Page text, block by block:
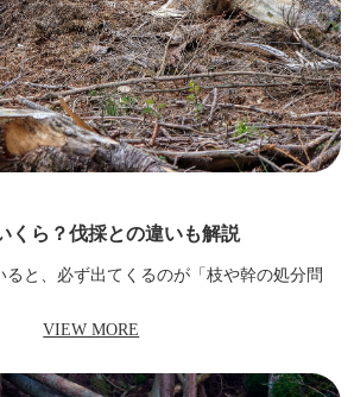
くら？伐採との違いも解説
ると、必ず出てくるのが「枝や幹の処分問
VIEW MORE